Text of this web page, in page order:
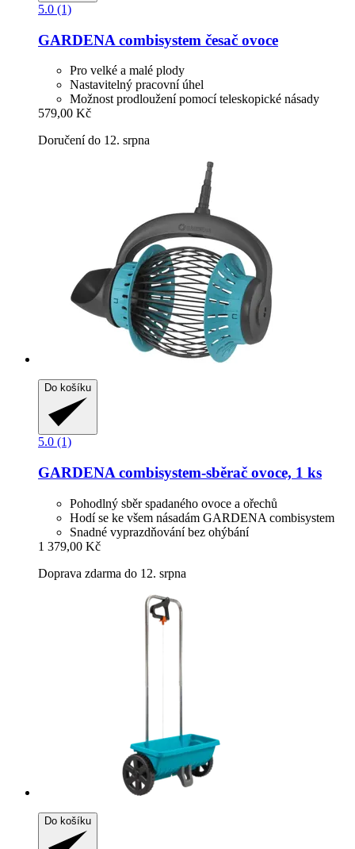
5.0 (1)
GARDENA combisystem česač ovoce
Pro velké a malé plody
Nastavitelný pracovní úhel
Možnost prodloužení pomocí teleskopické násady
579,00 Kč
Doručení do 12. srpna
Do košíku
5.0 (1)
GARDENA combisystem-​sběrač ovoce, 1 ks
Pohodlný sběr spadaného ovoce a ořechů
Hodí se ke všem násadám GARDENA combisystem
Snadné vyprazdňování bez ohýbání
1 379,00 Kč
Doprava zdarma do 12. srpna
Do košíku